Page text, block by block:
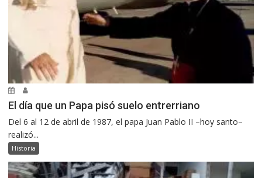
El día que un Papa pisó suelo entrerriano
Del 6 al 12 de abril de 1987, el papa Juan Pablo II –hoy santo–
realizó...
Historia